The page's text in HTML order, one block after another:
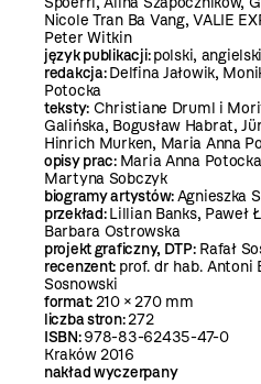
Nicole Tran Ba Vang, VALIE
Peter Witkin
język publikacji:polski, angielski
redakcja:Delfina Jałowik,
Potocka
teksty: Christiane Druml i
Galińska, Bogusław Habrat,
Hinrich Murken, Maria Anna
opisy prac: Maria Anna
Martyna Sobczyk
biogramy artystów:Agnieszka
przekład:Lillian Banks, Paweł
Barbara Ostrowska
projekt graficzny, DTP:Rafał
recenzent: prof. dr hab. Antoni
Sosnowski
format: 210 × 270 mm
liczba stron:272
ISBN:978-83-62435-47-0
Kraków 2016
nakład wyczerpany